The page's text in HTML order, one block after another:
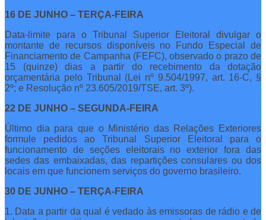
16 DE JUNHO – TERÇA-FEIRA
Data-limite para o Tribunal Superior Eleitoral divulgar o
montante de recursos disponíveis no Fundo Especial de
Financiamento de Campanha (FEFC), observado o prazo de
15 (quinze) dias a partir do recebimento da dotação
orçamentária pelo Tribunal (Lei nº 9.504/1997, art. 16-C, §
2º; e Resolução nº 23.605/2019/TSE, art. 3º).
22 DE JUNHO – SEGUNDA-FEIRA
Último dia para que o Ministério das Relações Exteriores
formule pedidos ao Tribunal Superior Eleitoral para o
funcionamento de seções eleitorais no exterior fora das
sedes das embaixadas, das repartições consulares ou dos
locais em que funcionem serviços do governo brasileiro.
30 DE JUNHO – TERÇA-FEIRA
1. Data a partir da qual é vedado às emissoras de rádio e de